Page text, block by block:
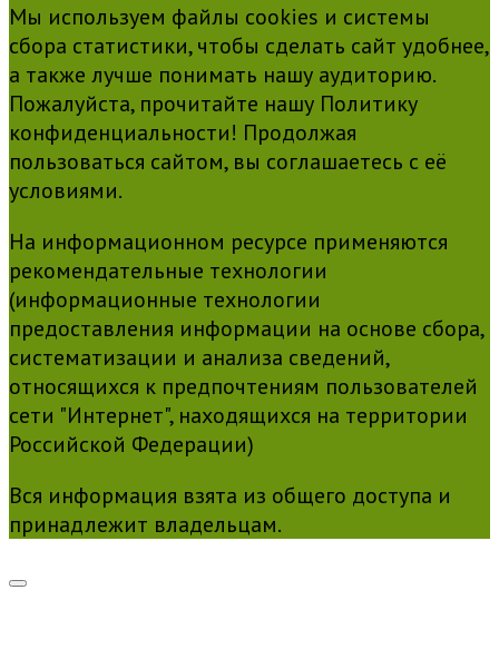
Мы используем файлы cookies и системы
сбора статистики, чтобы сделать сайт удобнее,
а также лучше понимать нашу аудиторию.
Пожалуйста, прочитайте нашу Политику
конфиденциальности! Продолжая
пользоваться сайтом, вы соглашаетесь с её
условиями.
На информационном ресурсе применяются
рекомендательные технологии
(информационные технологии
предоставления информации на основе сбора,
систематизации и анализа сведений,
относящихся к предпочтениям пользователей
сети "Интернет", находящихся на территории
Российской Федерации)
Вся информация взята из общего доступа и
принадлежит владельцам.